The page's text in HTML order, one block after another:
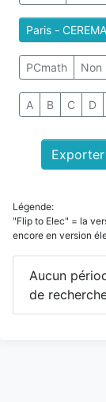
Paris -
PCmath Non
A B C D
Légende:
"Flip to Elec" = la
encore en version
Aucun
de